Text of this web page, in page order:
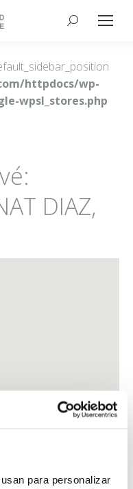
para personalizar
Buscar:
httpdocs/wp-
wpsl_stores.php
DIAZ,